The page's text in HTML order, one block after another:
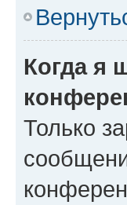
Когда я
Только